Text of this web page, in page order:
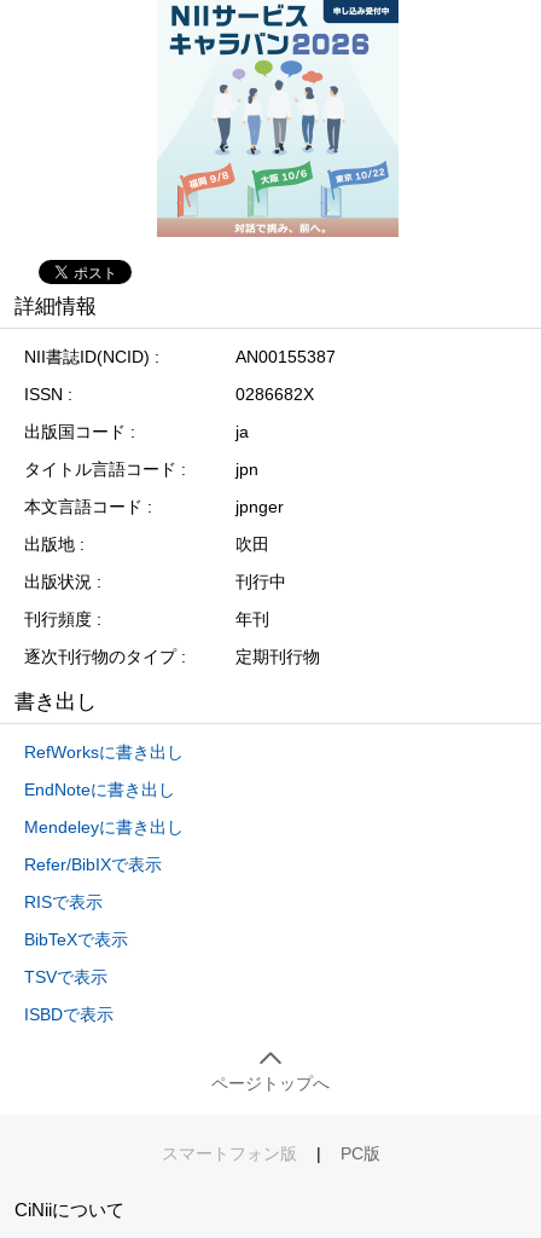
詳細情報
NII書誌ID(NCID)
AN00155387
ISSN
0286682X
出版国コード
ja
タイトル言語コード
jpn
本文言語コード
jpnger
出版地
吹田
出版状況
刊行中
刊行頻度
年刊
逐次刊行物のタイプ
定期刊行物
書き出し
RefWorksに書き出し
EndNoteに書き出し
Mendeleyに書き出し
Refer/BibIXで表示
RISで表示
BibTeXで表示
TSVで表示
ISBDで表示
ページトップへ
スマートフォン版 | PC版
CiNiiについて